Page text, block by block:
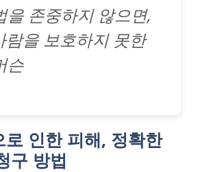
을 존중하지 않으면,
람을 보호하지 못한
슨
인한 피해, 정확한
구 방법